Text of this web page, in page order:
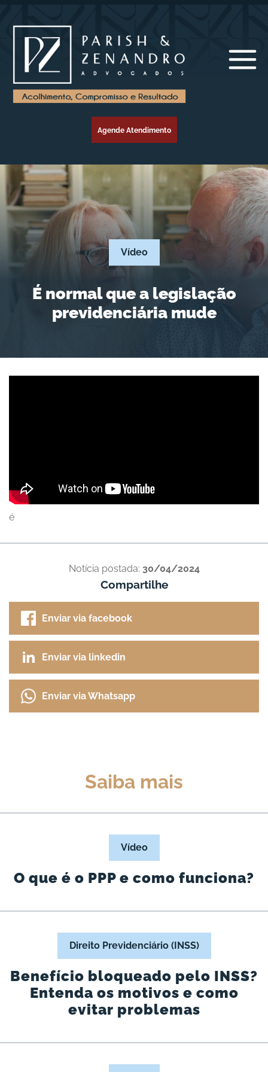
Agende Atendimento
Vídeo
É normal que a legislação
previdenciária mude
é
Notícia postada: 30/04/2024
Compartilhe
Enviar via facebook
Enviar via linkedin
Enviar via Whatsapp
Saiba mais
Vídeo
O que é o PPP e como funciona?
Direito Previdenciário (INSS)
Benefício bloqueado pelo INSS?
Entenda os motivos e como
evitar problemas